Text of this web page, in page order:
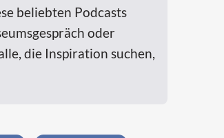
beliebten Podcasts
oder
die Inspiration suchen,